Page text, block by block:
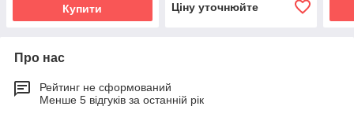
Купити Ціну уточнюйте
Про нас
Рейтинг не сформований
Менше 5 відгуків за останній рік